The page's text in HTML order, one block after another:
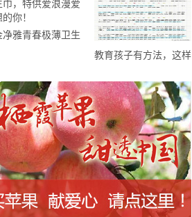
计划
净雅青春极薄卫生
教育孩子有方法，这样